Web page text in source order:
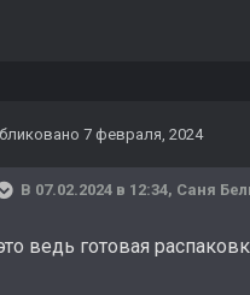
7 февраля, 2024
В 07.02.2024 в 12:34, Саня
ведь готовая